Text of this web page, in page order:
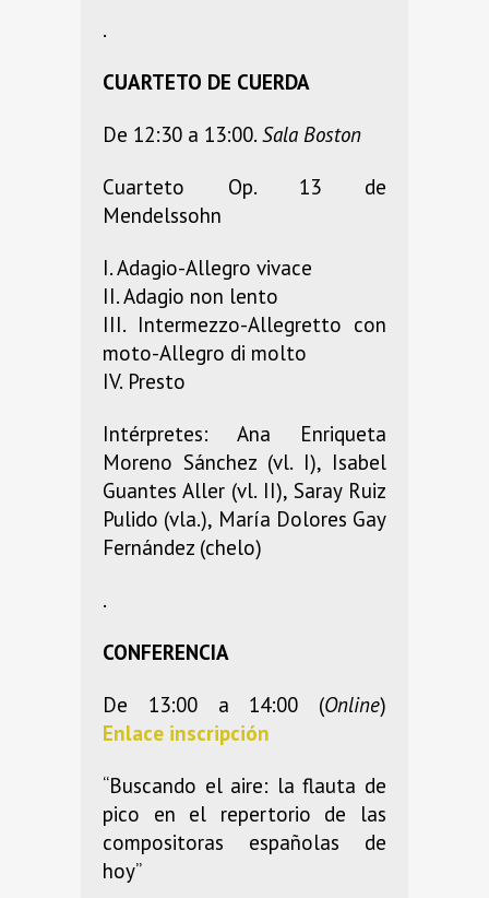
.
CUARTETO DE CUERDA
De 12:30 a 13:00. Sala Boston
Cuarteto Op. 13 de
Mendelssohn
I. Adagio-Allegro vivace
II. Adagio non lento
III. Intermezzo-Allegretto con
moto-Allegro di molto
IV. Presto
Intérpretes: Ana Enriqueta
Moreno Sánchez (vl. I), Isabel
Guantes Aller (vl. II), Saray Ruiz
Pulido (vla.), María Dolores Gay
Fernández (chelo)
.
CONFERENCIA
De 13:00 a 14:00 (Online)
Enlace inscripción
“Buscando el aire: la flauta de
pico en el repertorio de las
compositoras españolas de
hoy”